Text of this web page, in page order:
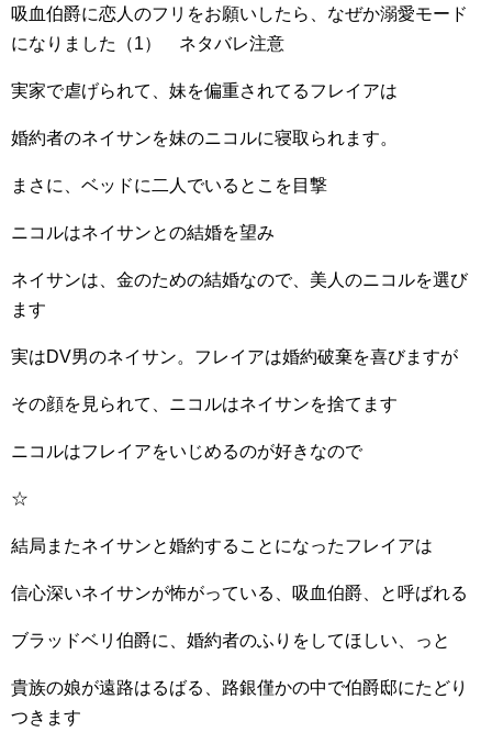
吸血伯爵に恋人のフリをお願いしたら、なぜか溺愛モード
になりました（1） ネタバレ注意
実家で虐げられて、妹を偏重されてるフレイアは
婚約者のネイサンを妹のニコルに寝取られます。
まさに、ベッドに二人でいるとこを目撃
ニコルはネイサンとの結婚を望み
ネイサンは、金のための結婚なので、美人のニコルを選び
ます
実はDV男のネイサン。フレイアは婚約破棄を喜びますが
その顔を見られて、ニコルはネイサンを捨てます
ニコルはフレイアをいじめるのが好きなので
☆
結局またネイサンと婚約することになったフレイアは
信心深いネイサンが怖がっている、吸血伯爵、と呼ばれる
ブラッドベリ伯爵に、婚約者のふりをしてほしい、っと
貴族の娘が遠路はるばる、路銀僅かの中で伯爵邸にたどり
つきます